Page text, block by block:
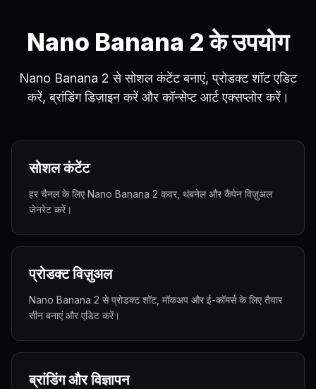
Nano Banana 2 के उपयोग
Nano Banana 2 से सोशल कंटेंट बनाएं, प्रोडक्ट शॉट एडिट
करें, ब्रांडिंग डिज़ाइन करें और कॉन्सेप्ट आर्ट एक्सप्लोर करें।
सोशल कंटेंट
हर चैनल के लिए Nano Banana 2 कवर, थंबनेल और कैंपेन विज़ुअल
जेनरेट करें।
प्रोडक्ट विज़ुअल
Nano Banana 2 से प्रोडक्ट शॉट, मॉकअप और ई-कॉमर्स के लिए तैयार
सीन बनाएं और एडिट करें।
ब्रांडिंग और विज्ञापन